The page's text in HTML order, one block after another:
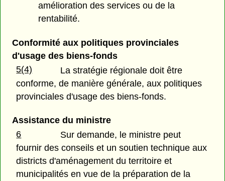
amélioration des services ou de la
rentabilité.
Conformité aux politiques provinciales
d'usage des biens-fonds
5(4)
La stratégie régionale doit être
conforme, de manière générale, aux politiques
provinciales d'usage des biens-fonds.
Assistance du ministre
6
Sur demande, le ministre peut
fournir des conseils et un soutien technique aux
districts d'aménagement du territoire et
municipalités en vue de la préparation de la